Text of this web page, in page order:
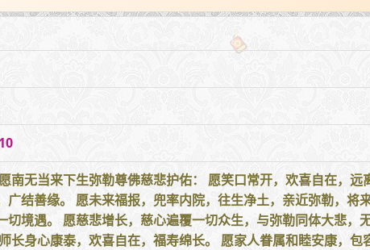
南无当来下生弥勒尊佛慈悲护佑： 愿笑口常开，欢喜自在，
广结善缘。 愿未来福报，兜率内院，往生净土，亲近弥勒，将
切境遇。 愿慈悲增长，慈心遍覆一切众生，与弥勒同体大悲，
长身心康泰，欢喜自在，福寿绵长。 愿家人眷属和睦安康，